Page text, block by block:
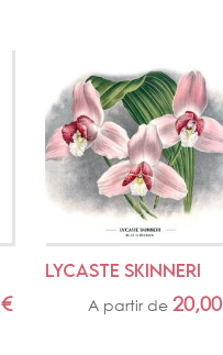
€
LYCASTE SKINNERI
A partir de 20,00